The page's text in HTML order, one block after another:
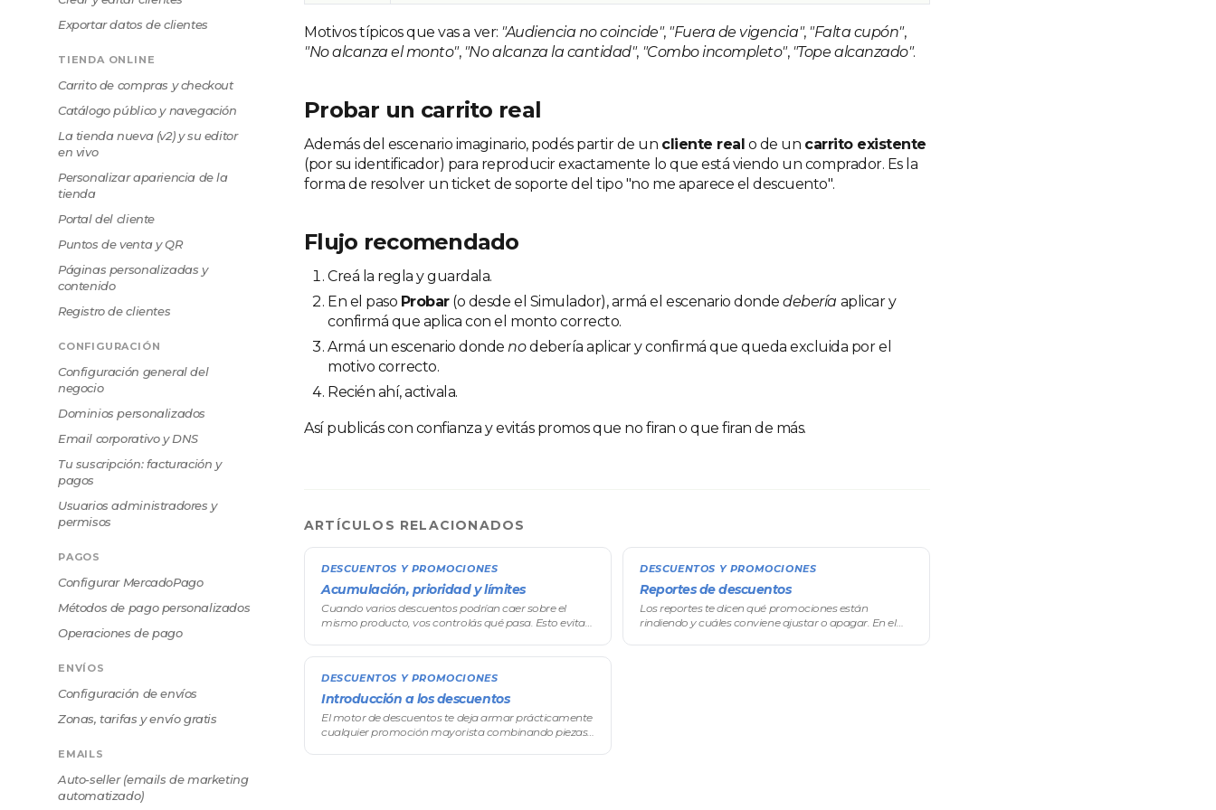
Exportar datos de clientes
TIENDA ONLINE
Carrito de compras y checkout
Catálogo público y navegación
La tienda nueva (v2) y su editor
en vivo
Personalizar apariencia de la
tienda
Portal del cliente
Puntos de venta y QR
Páginas personalizadas y
contenido
Registro de clientes
CONFIGURACIÓN
Configuración general del
negocio
Dominios personalizados
Email corporativo y DNS
Tu suscripción: facturación y
pagos
Usuarios administradores y
permisos
PAGOS
Configurar MercadoPago
Métodos de pago personalizados
Operaciones de pago
ENVÍOS
Configuración de envíos
Zonas, tarifas y envío gratis
EMAILS
Auto-seller (emails de marketing
automatizado)
Motivos típicos que vas a ver: "Audiencia no coincide", "Fuera de vigencia", "Falta cupón",
"No alcanza el monto", "No alcanza la cantidad", "Combo incompleto", "Tope alcanzado".
Probar un carrito real
Además del escenario imaginario, podés partir de un cliente real o de un carrito existente
(por su identificador) para reproducir exactamente lo que está viendo un comprador. Es la
forma de resolver un ticket de soporte del tipo "no me aparece el descuento".
Flujo recomendado
Creá la regla y guardala.
En el paso Probar(o desde el Simulador), armá el escenario dondedebería aplicar y
confirmá que aplica con el monto correcto.
Armá un escenario dondenodebería aplicar y confirmá que queda excluida por el
motivo correcto.
Recién ahí, activala.
Así publicás con confianza y evitás promos que no firan o que firan de más.
ARTÍCULOS RELACIONADOS
DESCUENTOS Y PROMOCIONES
Acumulación, prioridad y límites
Cuando varios descuentos podrían caer sobre el
mismo producto, vos controlás qué pasa. Esto evita
DESCUENTOS Y PROMOCIONES
Reportes de descuentos
Los reportes te dicen qué promociones están
rindiendo y cuáles conviene ajustar o apagar. En el
DESCUENTOS Y PROMOCIONES
Introducción a los descuentos
El motor de descuentos te deja armar prácticamente
cualquier promoción mayorista combinando piezas